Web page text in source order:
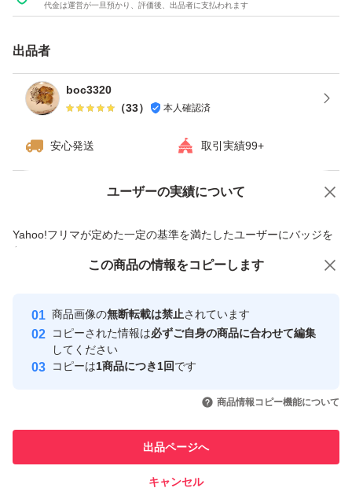
代金は運営が一旦預かり、評価後、出品者に支払われます
出品者
boc3320
（33） 本人確認済
安心発送 取引実績99+
ユーザーの実績について
Yahoo!フリマが定めた一定の基準を満たしたユーザーにバッジを
付与しています
安心取引出品者
心・安全なユーザーです
取引実績
引を完了させた実績があります
での取引実績があります
価格の相談 商品への質問
この商品の情報をコピーします
商品画像の無断転載は禁止されています
コピーされた情報は必ずご自身の商品に合わせて編集
してください
コピーは1商品につき1回です
商品情報コピー機能について
出品ページへ
キャンセル
この商品をみている人にオススメ